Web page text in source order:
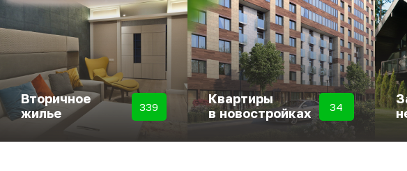
Вторичное
жилье
339
Квартиры
в новостройках
34